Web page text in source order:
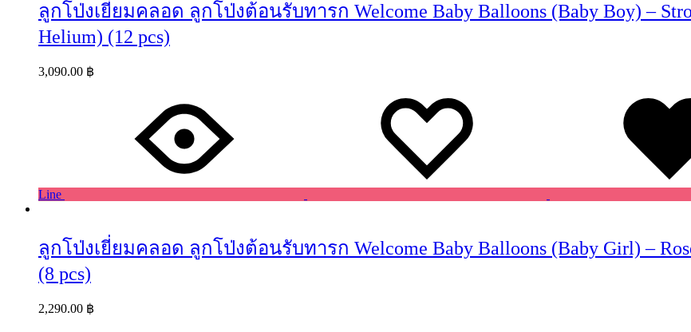
ลูกโป่งเยี่ยมคลอด ลูกโป่งต้อนรับทารก Welcome Baby Balloons (Baby Boy) –
Helium) (12 pcs)
3,090.00 ฿
Line
ลูกโป่งเยี่ยมคลอด ลูกโป่งต้อนรับทารก Welcome Baby Balloons (Baby Girl) –
(8 pcs)
2,290.00 ฿